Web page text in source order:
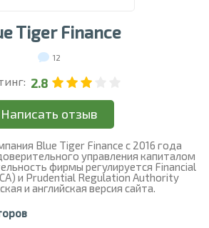
Tiger Finance
12
2.8
Написать отзыв
Blue Tiger Finance с 2016 года
управления капиталом
фирмы регулируется Financial
и Prudential Regulation Authority
и английская версия сайта.